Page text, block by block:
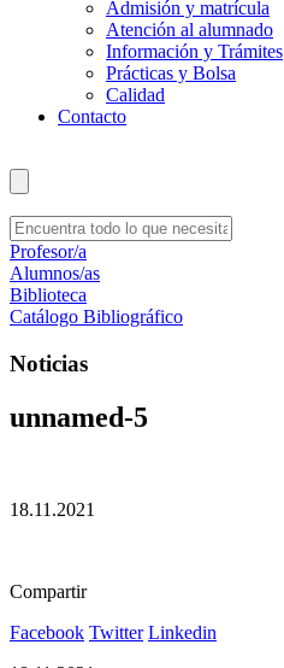
Admisión y matrícula
Atención al alumnado
Información y Trámites
Prácticas y Bolsa
Calidad
Contacto
Profesor/a
Alumnos/as
Biblioteca
Catálogo Bibliográfico
Noticias
unnamed-5
18.11.2021
Compartir
Facebook Twitter Linkedin